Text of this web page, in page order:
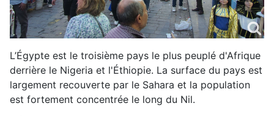
L’Égypte est le troisième pays le plus peuplé d'Afrique
derrière le Nigeria et l'Éthiopie. La surface du pays est
largement recouverte par le Sahara et la population
est fortement concentrée le long du Nil.